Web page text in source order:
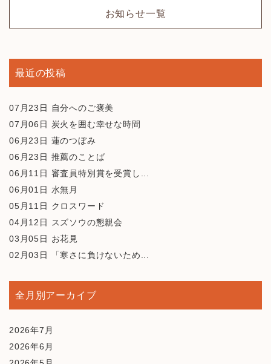
お知らせ一覧
最近の投稿
07月23日
自分へのご褒美
07月06日 炭火を囲む幸せな時間
06月23日 蓮のつぼみ
06月23日 推薦のことば
06月11日 審査員特別賞を受賞し...
06月01日 水無月
05月11日 クロスワード
04月12日
スズソウの懇親会
03月05日 お花見
02月03日
「寒さに負けないため...
全月別アーカイブ
2026年7月
2026年6月